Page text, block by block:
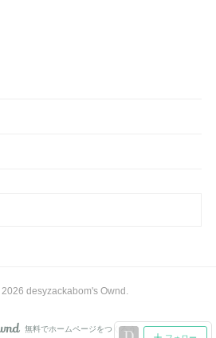
2026 desyzackabom's Ownd .
AmebaOwnd
無料でホームページをつくろう